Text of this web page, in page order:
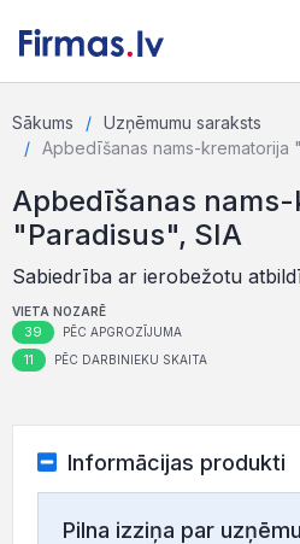
Sākums
Uzņēmumu saraksts
Apbedīšanas nams-krematorija
Apbedīšanas
"Paradisus", SIA
Sabiedrība ar ierobežotu
VIETA NOZARĒ
39 PĒC APGROZĪJUMA
11 PĒC DARBINIEKU SKAITA
Informācijas produkti
Pilna izziņa par